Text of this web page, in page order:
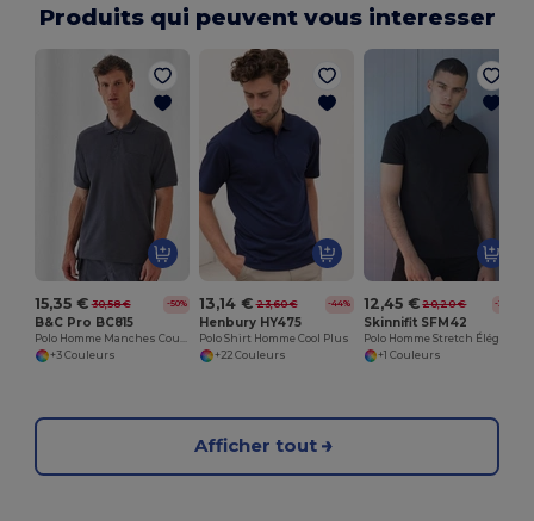
Produits qui peuvent vous interesser
15,35 € 30,58 € -50%
B&C Pro BC815
+3 Couleurs
13,14 € 23,60 € -44%
Henbury HY475
Polo Shirt Homme Cool Plus
+22 Couleurs
12,45 € 20,20 € -38%
Skinnifit SFM42
+1 Couleurs
Afficher tout